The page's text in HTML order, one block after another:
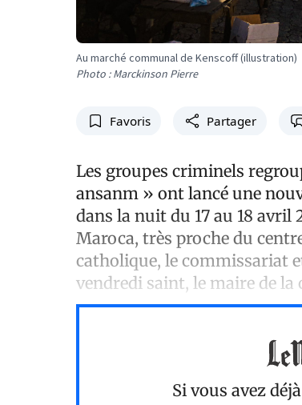
Au marché communal de Kenscoff (illustration)
Photo : Marckinson Pierre
Favoris Partager
Les groupes criminels
ansanm » ont lancé une
dans la nuit du 17 au 18 avril
Maroca, très proche du
catholique, le commissariat
vendredi saint, le maire de
Si vous avez